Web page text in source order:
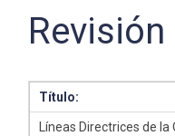
Revisión
Título:
Líneas Directrices de